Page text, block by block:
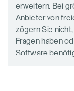
erweitern. Bei
Anbieter von
zögern Sie
Fragen haben
Software